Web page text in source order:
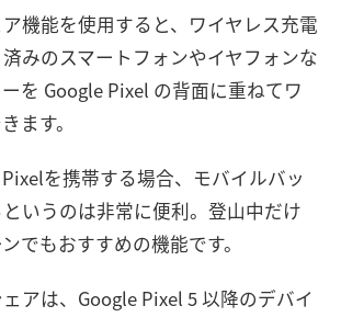
機能を使用すると、ワイヤレス充電
みのスマートフォンやイヤフォンな
を Google Pixel の背面に重ねてワ
ます。
を携帯する場合、モバイルバッ
いうのは非常に便利。登山中だけ
でもおすすめの機能です。
アは、Google Pixel 5 以降のデバイ